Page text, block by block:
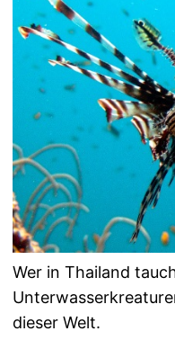
Wer in Thailand
dieser Welt.